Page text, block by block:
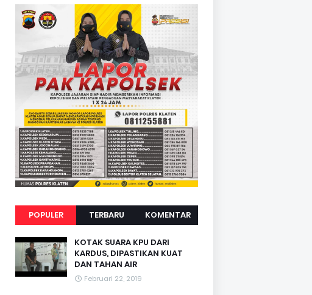
POPULER TERBARU KOMENTAR
KOTAK SUARA KPU DARI
KARDUS, DIPASTIKAN KUAT
DAN TAHAN AIR
Februari 22, 2019